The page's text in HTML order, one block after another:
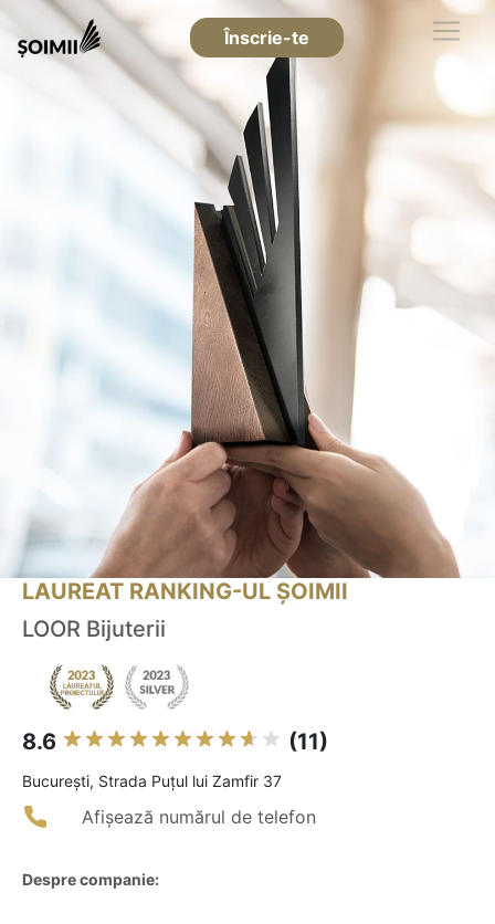
Înscrie-te
LAUREAT RANKING-UL ȘOIMII
LOOR Bijuterii
8.6 (11)
Bucureşti, Strada Puțul lui Zamfir 37
Afișează numărul de telefon
Despre companie: